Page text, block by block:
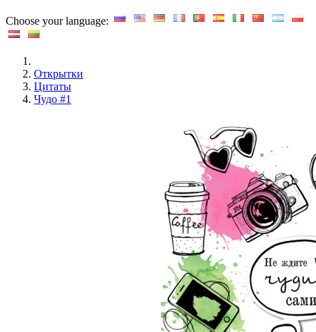
Choose your language:
Открытки
Цитаты
Чудо #1